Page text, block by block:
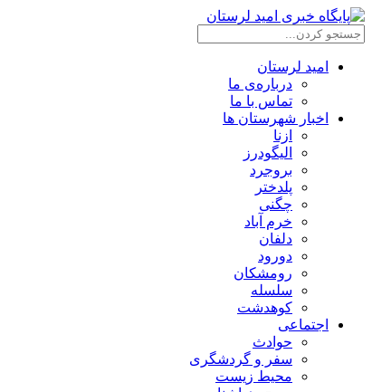
امید لرستان
درباره‌ی ما
تماس با ما
اخبار شهرستان ها
ازنا
الیگودرز
بروجرد
پلدختر
چگنی
خرم آباد
دلفان
دورود
رومشکان
سلسله
کوهدشت
اجتماعی
حوادث
سفر و گردشگری
محیط زیست